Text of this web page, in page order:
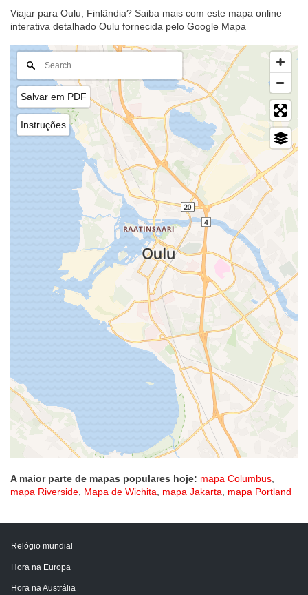
Viajar para Oulu, Finlândia? Saiba mais com este mapa online
interativa detalhado Oulu fornecida pelo Google Mapa
Salvar em PDF
Instruções
A maior parte de mapas populares hoje: mapa Columbus,
mapa Riverside, Mapa de Wichita, mapa Jakarta, mapa Portland
Relógio mundial
Hora na Europa
Hora na Austrália